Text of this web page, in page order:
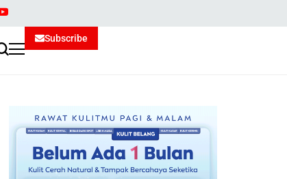
Subscribe